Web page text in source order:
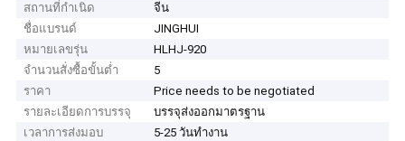
สถานที่กำเนิด
จีน
ชื่อแบรนด์
JINGHUI
หมายเลขรุ่น
HLHJ-920
จำนวนสั่งซื้อขั้นต่ำ
5
ราคา
Price needs to be negotiated
รายละเอียดการบรรจุ
บรรจุส่งออกมาตรฐาน
เวลาการส่งมอบ
5-25 วันทำงาน